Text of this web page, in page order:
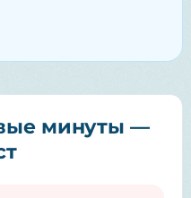
минуты —